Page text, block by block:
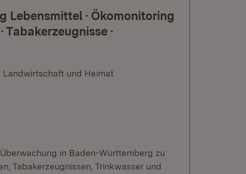
Lebensmittel · Ökomonitoring
Tabakerzeugnisse ·
Landwirtschaft und Heimat
in Baden-Württemberg zu
Tabakerzeugnissen, Trinkwasser und